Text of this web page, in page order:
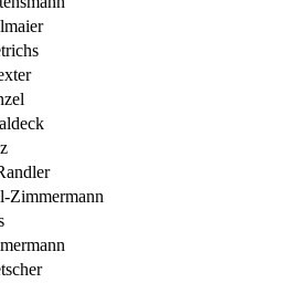
Zimmermann